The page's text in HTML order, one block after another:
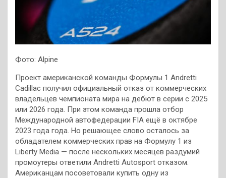
Фото: Alpine
Проект американской команды Формулы 1 Andretti
Cadillac получил официальный отказ от коммерческих
владельцев чемпионата мира на дебют в серии с 2025
или 2026 года. При этом команда прошла отбор
Международной автофедерации FIA ещё в октябре
2023 года года. Но решающее слово осталось за
обладателем коммерческих прав на Формулу 1 из
Liberty Media — после нескольких месяцев раздумий
промоутеры ответили Andretti Autosport отказом.
Американцам посоветовали купить одну из